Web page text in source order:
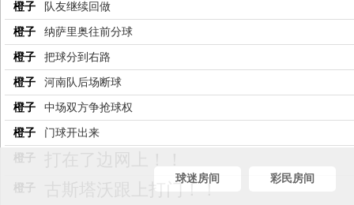
橙子 队友继续回做
橙子 纳萨里奥往前分球
橙子 把球分到右路
橙子 河南队后场断球
橙子 中场双方争抢球权
橙子 门球开出来
橙子
橙子 古斯塔沃跟上打门！！
球迷房间 彩民房间